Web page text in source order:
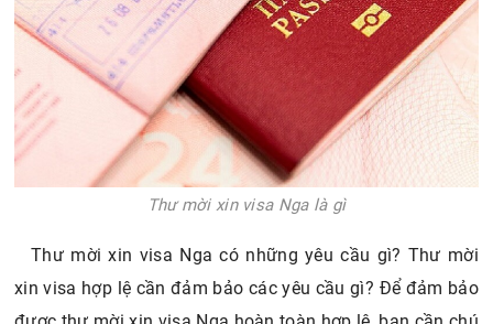
Thư mời xin visa Nga là gì
Thư mời xin visa Nga có những yêu cầu gì? Thư mời
xin visa hợp lệ cần đảm bảo các yêu cầu gì? Để đảm bảo